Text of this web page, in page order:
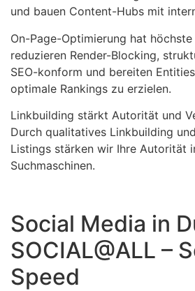
und bauen Content-Hubs mit
On-Page-Optimierung hat
reduzieren Render-Blocking,
SEO-konform und bereiten
optimale Rankings zu erzielen.
Linkbuilding stärkt Autorität und
Durch qualitatives Linkbuilding
Listings stärken wir Ihre Autorität
Suchmaschinen.
Social Media in
SOCIAL@ALL –
Speed